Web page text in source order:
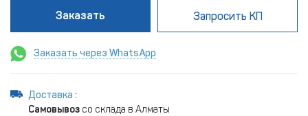
Заказать Запросить КП
Заказать через WhatsApp
Доставка :
Самовывоз со склада в Алматы